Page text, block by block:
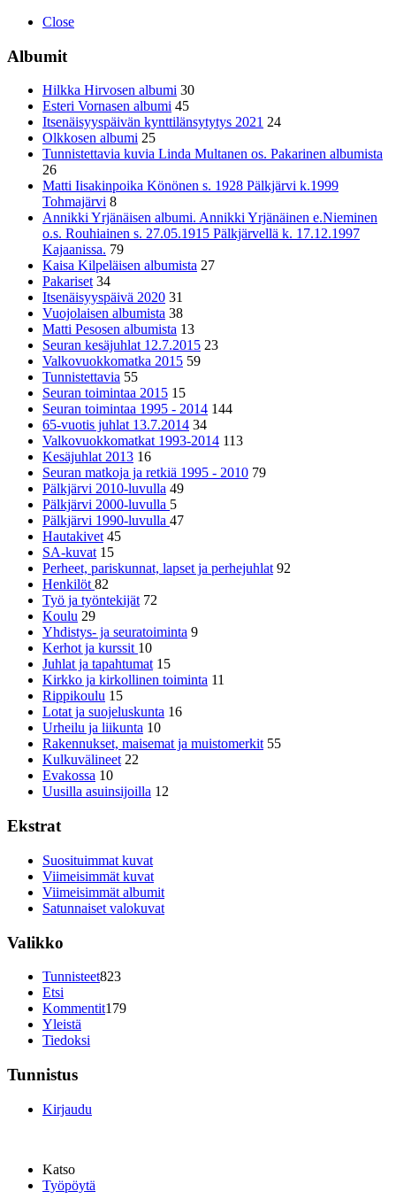
Close
Albumit
Hilkka Hirvosen albumi 30
Esteri Vornasen albumi 45
Itsenäisyyspäivän kynttilänsytytys 2021 24
Olkkosen albumi 25
Tunnistettavia kuvia Linda Multanen os. Pakarinen albumista
26
Matti Iisakinpoika Könönen s. 1928 Pälkjärvi k.1999
Tohmajärvi 8
Annikki Yrjänäisen albumi. Annikki Yrjänäinen e.Nieminen
o.s. Rouhiainen s. 27.05.1915 Pälkjärvellä k. 17.12.1997
Kajaanissa. 79
Kaisa Kilpeläisen albumista 27
Pakariset 34
Itsenäisyyspäivä 2020 31
Vuojolaisen albumista 38
Matti Pesosen albumista 13
Seuran kesäjuhlat 12.7.2015 23
Valkovuokkomatka 2015 59
Tunnistettavia 55
Seuran toimintaa 2015 15
Seuran toimintaa 1995 - 2014 144
65-vuotis juhlat 13.7.2014 34
Valkovuokkomatkat 1993-2014 113
Kesäjuhlat 2013 16
Seuran matkoja ja retkiä 1995 - 2010 79
Pälkjärvi 2010-luvulla 49
Pälkjärvi 2000-luvulla 5
Pälkjärvi 1990-luvulla 47
Hautakivet 45
SA-kuvat 15
Perheet, pariskunnat, lapset ja perhejuhlat 92
Henkilöt82
Työ ja työntekijät 72
Koulu 29
Yhdistys- ja seuratoiminta 9
Kerhot ja kurssit 10
Juhlat ja tapahtumat 15
Kirkko ja kirkollinen toiminta 11
Rippikoulu 15
Lotat ja suojeluskunta 16
Urheilu ja liikunta 10
Rakennukset, maisemat ja muistomerkit 55
Kulkuvälineet 22
Evakossa 10
Uusilla asuinsijoilla 12
Ekstrat
Suosituimmat kuvat
Viimeisimmät kuvat
Viimeisimmät albumit
Satunnaiset valokuvat
Valikko
Tunnisteet823
Etsi
Kommentit179
Yleistä
Tiedoksi
Tunnistus
Kirjaudu
Katso
Työpöytä